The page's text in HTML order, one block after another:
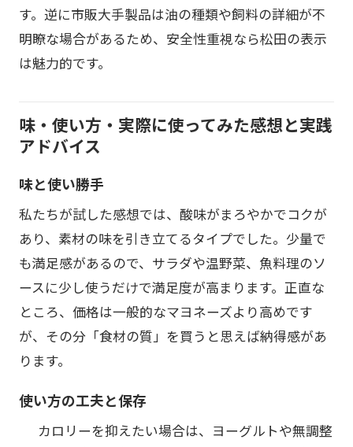
す。逆に市販大手製品は油の種類や飼料の詳細が不
明瞭な場合があるため、安全性重視なら松田の表示
は魅力的です。
味・使い方・実際に使ってみた感想と実践
アドバイス
味と使い勝手
私たちが試した感想では、酸味がまろやかでコクが
あり、素材の味を引き立てるタイプでした。少量で
も満足感があるので、サラダや温野菜、魚料理のソ
ースに少し使うだけで満足度が高まります。正直な
ところ、価格は一般的なマヨネーズより高めです
が、その分「食材の質」を買うと思えば納得感があ
ります。
使い方の工夫と保存
カロリーを抑えたい場合は、ヨーグルトや無調整